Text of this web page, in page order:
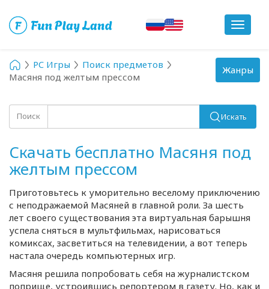
Toggle
PC Игры
Поиск предметов
Масяня под желтым прессом
Поиск Искать
Скачать бесплатно Масяня под
желтым прессом
Приготовьтесь к уморительно веселому приключению
с неподражаемой Масяней в главной роли. За шесть
лет своего существования эта виртуальная барышня
успела сняться в мультфильмах, нарисоваться
комиксах, засветиться на телевидении, а вот теперь
настала очередь компьютерных игр.
Масяня решила попробовать себя на журналистском
поприще, устроившись репортером в газету. Но, как и
Toggle
navigation
Жанры